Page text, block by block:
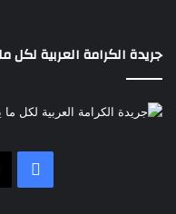
جريدة الكرامة العربية